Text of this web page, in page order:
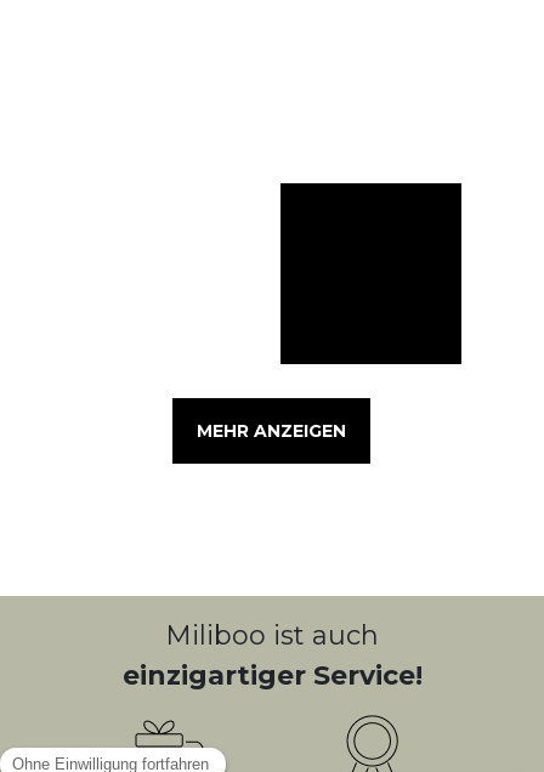
MEHR ANZEIGEN
Miliboo ist auch
einzigartiger Service!